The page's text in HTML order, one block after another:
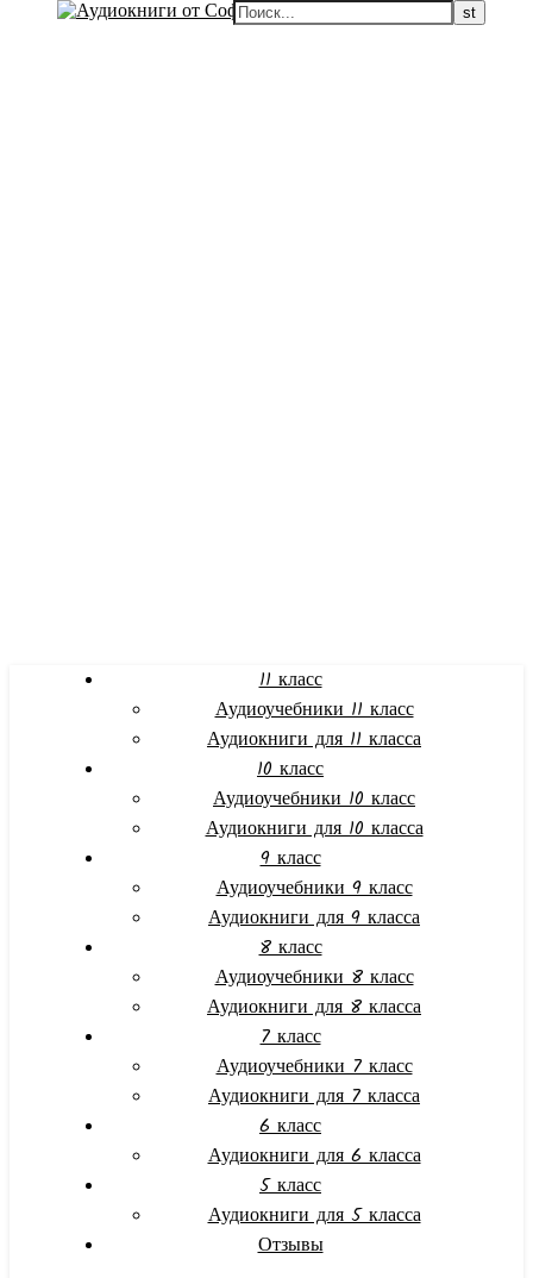
11 класс
Аудиоучебники 11 класс
Аудиокниги для 11 класса
10 класс
Аудиоучебники 10 класс
Аудиокниги для 10 класса
9 класс
Аудиоучебники 9 класс
Аудиокниги для 9 класса
8 класс
Аудиоучебники 8 класс
Аудиокниги для 8 класса
7 класс
Аудиоучебники 7 класс
Аудиокниги для 7 класса
6 класс
Аудиокниги для 6 класса
5 класс
Аудиокниги для 5 класса
Отзывы